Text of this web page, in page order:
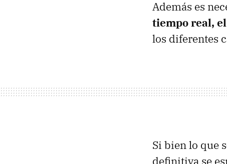
Además es
tiempo real,
los diferentes
Si bien lo que
definitiva se